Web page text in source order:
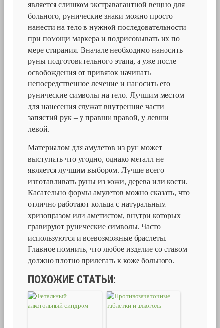
является слишком экстравагантной вещью для
больного, рунические знаки можно просто
нанести на тело в нужной последовательности
при помощи маркера и подрисовывать их по
мере стирания. Вначале необходимо наносить
руны подготовительного этапа, а уже после
освобождения от привязок начинать
непосредственное лечение и наносить его
рунические символы на тело. Лучшим местом
для нанесения служат внутренние части
запястий рук – у правши правой, у левши
левой.
Материалом для амулетов из рун может
выступать что угодно, однако металл не
является лучшим выбором. Лучше всего
изготавливать руны из кожи, дерева или кости.
Касательно формы амулетов можно сказать, что
отлично работают кольца с натуральным
хризопразом или аметистом, внутри которых
гравируют рунические символы. Часто
используются и всевозможные браслеты.
Главное помнить, что любое изделие со ставом
должно плотно прилегать к коже больного.
ПОХОЖИЕ СТАТЬИ: